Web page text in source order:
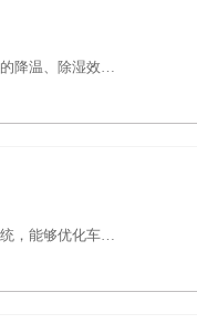
降温、除湿效…
，能够优化车…